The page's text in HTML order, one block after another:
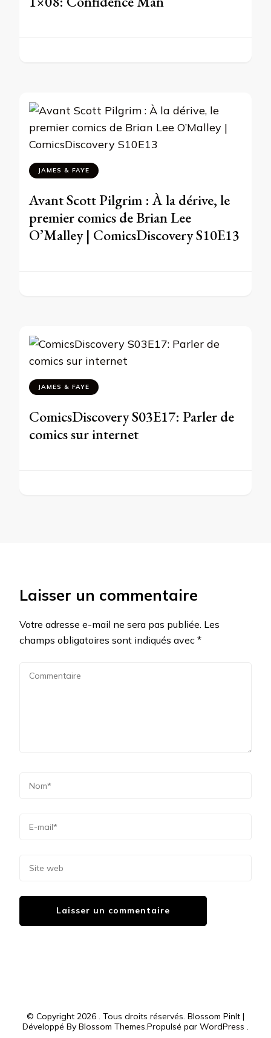
JAMES & FAYE
Avant Scott Pilgrim : À la dérive, le
premier comics de Brian Lee
O’Malley | ComicsDiscovery S10E13
JAMES & FAYE
ComicsDiscovery S03E17: Parler de
comics sur internet
Laisser un commentaire
Votre adresse e-mail ne sera pas publiée. Les
champs obligatoires sont indiqués avec *
© Copyright 2026 . Tous droits réservés. Blossom PinIt |
Développé By Blossom Themes .Propulsé par WordPress